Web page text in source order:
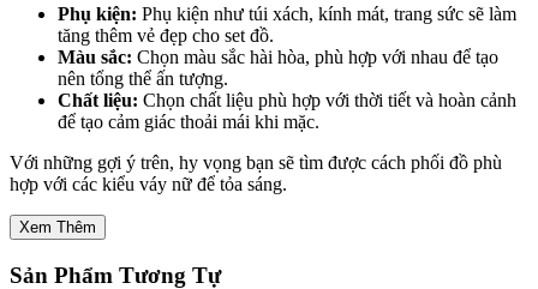
Phụ kiện: Phụ kiện như túi xách, kính mát, trang sức sẽ làm
tăng thêm vẻ đẹp cho set đồ.
Màu sắc: Chọn màu sắc hài hòa, phù hợp với nhau để tạo
nên tổng thể ấn tượng.
Chất liệu: Chọn chất liệu phù hợp với thời tiết và hoàn cảnh
để tạo cảm giác thoải mái khi mặc.
Với những gợi ý trên, hy vọng bạn sẽ tìm được cách phối đồ phù
hợp với các kiểu váy nữ để tỏa sáng.
Xem Thêm
Sản Phẩm Tương Tự